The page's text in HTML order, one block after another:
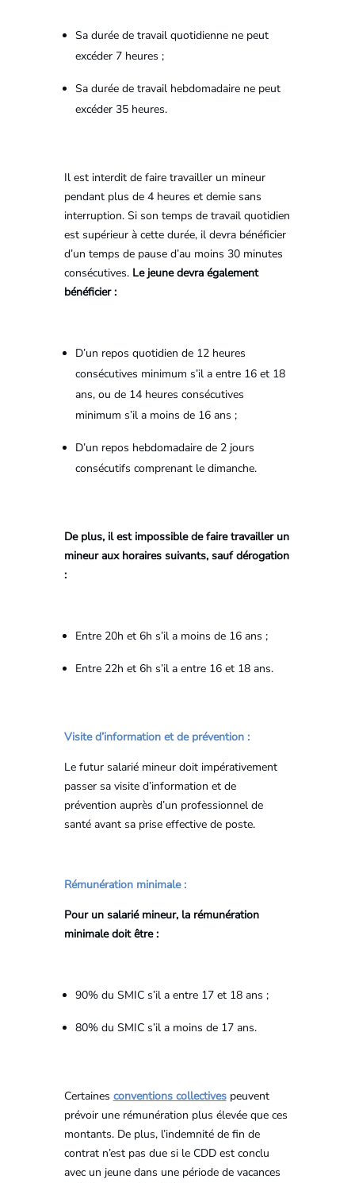
Sa durée de travail quotidienne ne peut
excéder 7 heures ;
Sa durée de travail hebdomadaire ne peut
excéder 35 heures.
Il est interdit de faire travailler un mineur
pendant plus de 4 heures et demie sans
interruption. Si son temps de travail quotidien
est supérieur à cette durée, il devra bénéficier
d’un temps de pause d’au moins 30 minutes
consécutives. Le jeune devra également
bénéficier :
D’un repos quotidien de 12 heures
consécutives minimum s’il a entre 16 et 18
ans, ou de 14 heures consécutives
minimum s’il a moins de 16 ans ;
D’un repos hebdomadaire de 2 jours
consécutifs comprenant le dimanche.
De plus, il est impossible de faire travailler un
mineur aux horaires suivants, sauf dérogation
:
Entre 20h et 6h s’il a moins de 16 ans ;
Entre 22h et 6h s’il a entre 16 et 18 ans.
Visite d’information et de prévention :
Le futur salarié mineur doit impérativement
passer sa visite d’information et de
prévention auprès d’un professionnel de
santé avant sa prise effective de poste.
Rémunération minimale :
Pour un salarié mineur, la rémunération
minimale doit être :
90% du SMIC s’il a entre 17 et 18 ans ;
80% du SMIC s’il a moins de 17 ans.
Certaines conventions collectivespeuvent
prévoir une rémunération plus élevée que ces
montants. De plus, l’indemnité de fin de
contrat n’est pas due si le CDD est conclu
avec un jeune dans une période de vacances